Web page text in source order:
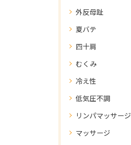
外反母趾
夏バテ
四十肩
むくみ
冷え性
低気圧不調
リンパマッサージ
マッサージ